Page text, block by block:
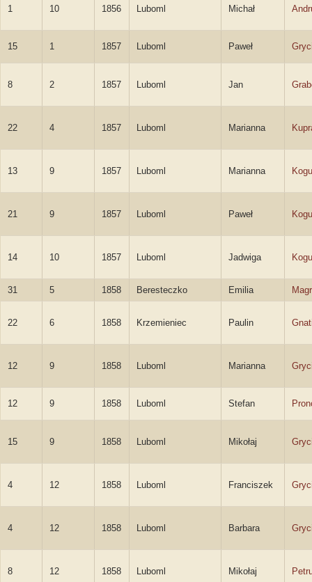
1 10 1856 Luboml Michał
15 1 1857 Luboml Paweł
8 2 1857 Luboml Jan
22 4 1857 Luboml Marianna
13 9 1857 Luboml Marianna
21 9 1857 Luboml Paweł
14 10 1857 Luboml Jadwiga
31 5 1858 Beresteczko Emilia
22 6 1858 Krzemieniec Paulin
12 9 1858 Luboml Marianna
12 9 1858 Luboml Stefan
15 9 1858 Luboml Mikołaj
4 12 1858 Luboml Franciszek
4 12 1858 Luboml Barbara
8 12 1858 Luboml Mikołaj